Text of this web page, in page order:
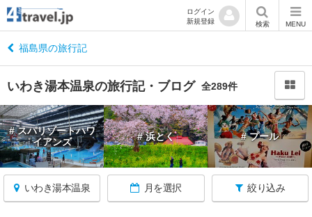
ログイン
新規登録
検索 MENU
福島県の旅行記
いわき湯本温泉の旅行記・ブログ 全289件
# スパリゾートハワ
イアンズ
# 浜とく # プール
いわき湯本温泉 月を選択 絞り込み
福
島
へ
戻
る